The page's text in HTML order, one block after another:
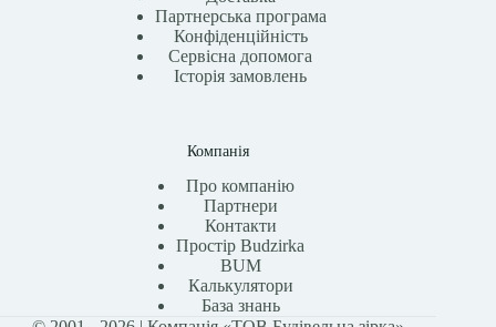
Партнерська програма
Конфіденційність
Сервісна допомога
Історія замовлень
Компанія
Про компанію
Партнери
Контакти
Простір Budzirka
BUM
Калькулятори
База знань